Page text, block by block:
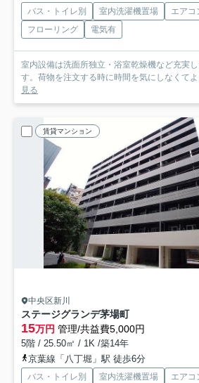
バス・トイレ別 室内洗濯機置場 エアコ
フローリング
電気有
室内設備は洗面所独立・浴室乾燥機など充実
す。荷物を注文する時に時間を気にしなくて
見る
賃貸マンション
中央区新川
ステージグランデ茅場町
15万円 管理/共益費5,000円
5階 / 25.50㎡ / 1K /築14年
京葉線「八丁堀」駅 徒歩6分
バス・トイレ別 室内洗濯機置場 エアコ